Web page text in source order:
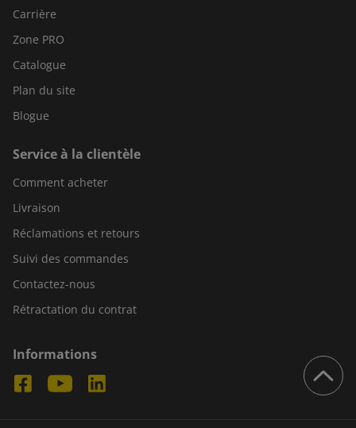
Carrière
Zone PRO
Catalogue
Plan du site
Blogue
Service à la clientèle
Comment acheter
Livraison
Réclamations et retours
Suivi des commandes
Contactez-nous
Rétractation du contrat
Informations